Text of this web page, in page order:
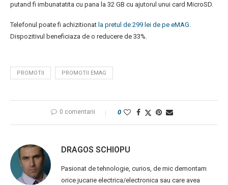
putand fi imbunatatita cu pana la 32 GB cu ajutorul unui card MicroSD.
Telefonul poate fi achizitionat la pretul de 299 lei de pe eMAG.
Dispozitivul beneficiaza de o reducere de 33%.
PROMOTII PROMOTII EMAG
0 comentarii 0
DRAGOS SCHIOPU
Pasionat de tehnologie, curios, de mic demontam
orice jucarie electrica/electronica sau care avea